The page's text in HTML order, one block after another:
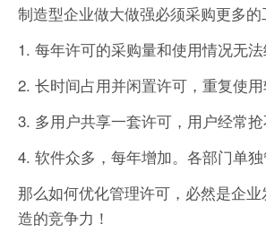
制造型企业做大做强必须采购更多
1. 每年许可的采购量和使用情况无
2. 长时间占用并闲置许可，重复使
3. 多用户共享一套许可，用户经常
4. 软件众多，每年增加。各部门单
那么如何优化管理许可，必然是企
造的竞争力！